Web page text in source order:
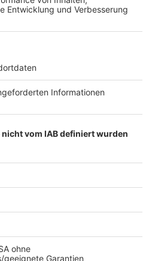
um Videoinhalte
Service kann
Ihren Aktivitäten
lesen Sie die
stimmen Sie der
zu, um dieses
anzusehen.